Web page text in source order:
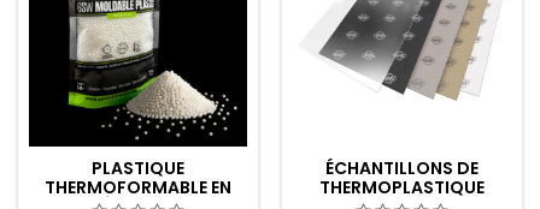
PLASTIQUE
THERMOFORMABLE EN
ÉCHANTILLONS DE
THERMOPLASTIQUE